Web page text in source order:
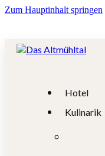
Zum Hauptinhalt springen
Hotel
Kulinarik